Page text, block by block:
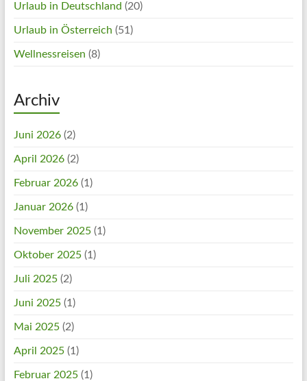
Urlaub in Deutschland (20)
Urlaub in Österreich (51)
Wellnessreisen (8)
Archiv
Juni 2026(2)
April 2026(2)
Februar 2026(1)
Januar 2026(1)
November 2025(1)
Oktober 2025(1)
Juli 2025(2)
Juni 2025(1)
Mai 2025(2)
April 2025(1)
Februar 2025(1)